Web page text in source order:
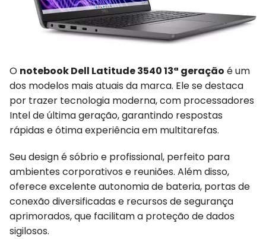
O notebook Dell Latitude 3540 13ª geração é um
dos modelos mais atuais da marca. Ele se destaca
por trazer tecnologia moderna, com processadores
Intel de última geração, garantindo respostas
rápidas e ótima experiência em multitarefas.
Seu design é sóbrio e profissional, perfeito para
ambientes corporativos e reuniões. Além disso,
oferece excelente autonomia de bateria, portas de
conexão diversificadas e recursos de segurança
aprimorados, que facilitam a proteção de dados
sigilosos.